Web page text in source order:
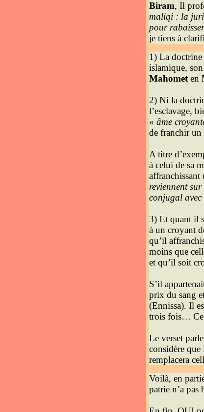
Biram, Il
maliqi : la
pour
je tiens à
1) La doctrine
islamique,
Mahomet en
2) Ni la
l’esclavage,
« âme
de franchir un
A titre
à celui de sa
affranchissant
reviennent
conjugal avec
3) Et quant il
à un croyant
qu’il
moins que
et qu’il soit
S’il
prix du sang
(Ennissa). Il
trois fois… Ce
Le verset
considère
remplacera
Voilà, en
patrie n’a